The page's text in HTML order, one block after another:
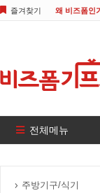
즐겨찾기 왜 비즈폼인
전체메뉴
주방기구/식기